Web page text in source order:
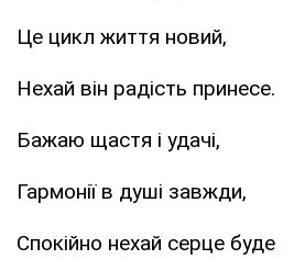
Це цикл життя новий,
Нехай він радість принесе.
Бажаю щастя і удачі,
Гармонії в душі завжди,
Спокійно нехай серце буде